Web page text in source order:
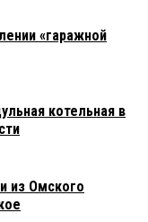
«гаражной
котельная в
из Омского